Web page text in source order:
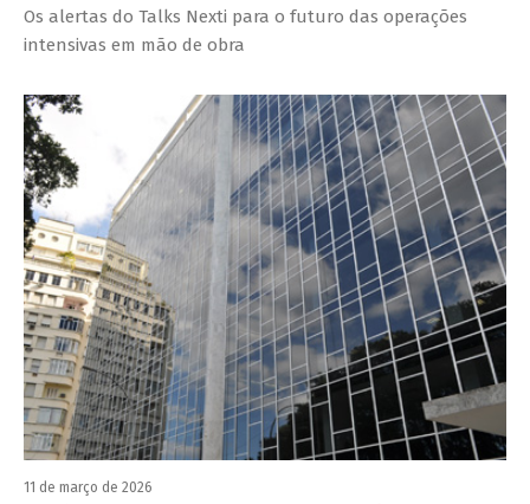
Os alertas do Talks Nexti para o futuro das operações
intensivas em mão de obra
11 de março de 2026